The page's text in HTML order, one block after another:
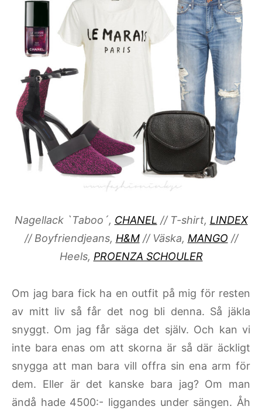
Nagellack `Taboo´, CHANEL // T-shirt, LINDEX
// Boyfriendjeans, H&M// Väska, MANGO //
Heels, PROENZA SCHOULER
Om jag bara fick ha en outfit på mig för resten
av mitt liv så får det nog bli denna. Så jäkla
snyggt. Om jag får säga det själv. Och kan vi
inte bara enas om att skorna är så där äckligt
snygga att man bara vill offra sin ena arm för
dem. Eller är det kanske bara jag? Om man
ändå hade 4500:- liggandes under sängen. Åh